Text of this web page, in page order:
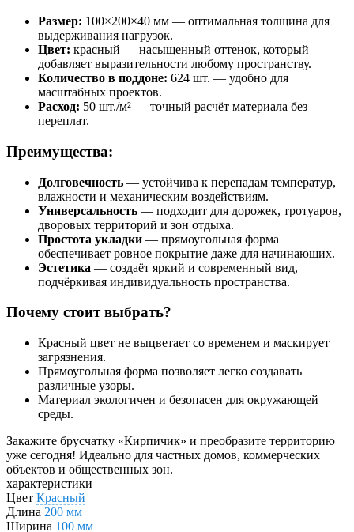
Размер: 100×200×40 мм — оптимальная толщина для
выдерживания нагрузок.
Цвет: красный — насыщенный оттенок, который
добавляет выразительности любому пространству.
Количество в поддоне: 624 шт. — удобно для
масштабных проектов.
Расход: 50 шт./м² — точный расчёт материала без
переплат.
Преимущества:
Долговечность — устойчива к перепадам температур,
влажности и механическим воздействиям.
Универсальность — подходит для дорожек, тротуаров,
дворовых территорий и зон отдыха.
Простота укладки — прямоугольная форма
обеспечивает ровное покрытие даже для начинающих.
Эстетика — создаёт яркий и современный вид,
подчёркивая индивидуальность пространства.
Почему стоит выбрать?
Красный цвет не выцветает со временем и маскирует
загрязнения.
Прямоугольная форма позволяет легко создавать
различные узоры.
Материал экологичен и безопасен для окружающей
среды.
Закажите брусчатку «Кирпичик» и преобразите территорию
уже сегодня! Идеально для частных домов, коммерческих
объектов и общественных зон.
характеристики
Цвет Красный
Длина 200 мм
Ширина 100 мм